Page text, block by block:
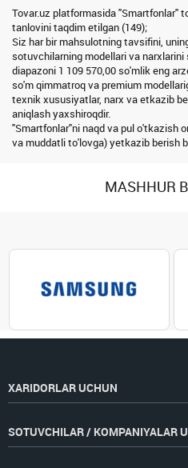
Tovar.uz platformasida "Smartfonlar"
tanlovini taqdim etilgan (149);
Siz har bir mahsulotning tavsifini,
sotuvchilarning modellari va
diapazoni 1 109 570,00 so'mlik eng
so'm qimmatroq va premium
texnik xususiyatlar, narx va etkazib
aniqlash yaxshiroqdir.
"Smartfonlar"ni naqd va pul o'tkazish
va muddatli to'lovga) yetkazib berish
MASHHUR
XARIDORLAR UCHUN
SOTUVCHILAR / KOMPANIYALAR